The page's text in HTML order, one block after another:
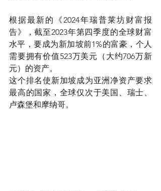
根据最新的《2024年瑞普莱坊财富报
告》，截至2023年第四季度的全球财富
水平，要成为新加坡前1%的富豪，个人
需要拥有价值523万美元（大约706万新
元）的资产。
这个排名使新加坡成为亚洲净资产要求
最高的国家，全球仅次于美国、瑞士、
卢森堡和摩纳哥。